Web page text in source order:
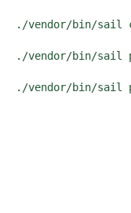
./vendor/bin/sail
./vendor/bin/sail
./vendor/bin/sail